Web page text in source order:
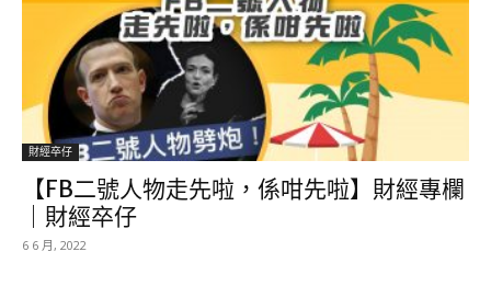
財經卒仔
【FB二號人物走先啦，係咁先啦】財經專欄
｜財經卒仔
6 6 月, 2022